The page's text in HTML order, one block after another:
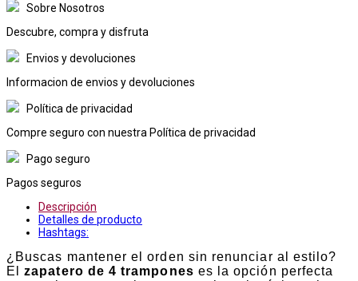
Sobre Nosotros
Descubre, compra y disfruta
Envios y devoluciones
Informacion de envios y devoluciones
Política de privacidad
Compre seguro con nuestra Política de privacidad
Pago seguro
Pagos seguros
Descripción
Detalles de producto
Hashtags:
¿Buscas mantener el orden sin renunciar al estilo?
Elzapatero de 4 trampones es la opción perfecta